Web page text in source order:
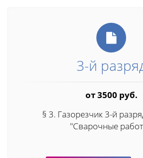
3-й
от 3500 руб.
§ 3. Газорезчик 3-й
"Сварочные